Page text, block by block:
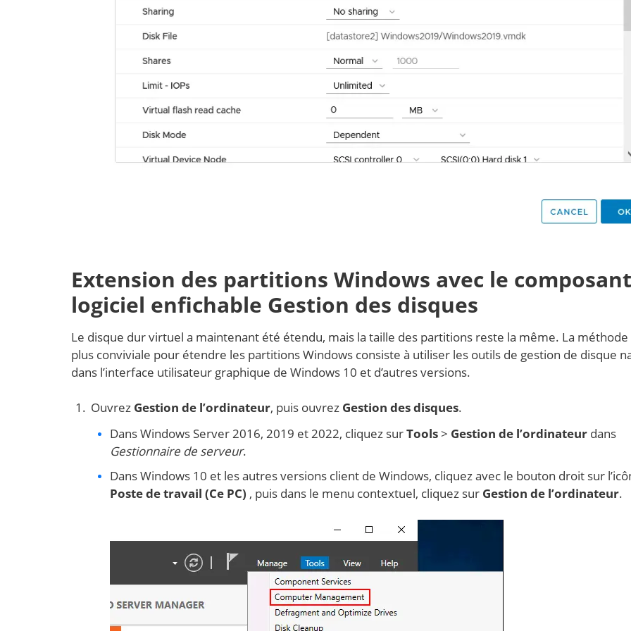
Extension des partitions Windows avec le composant
logiciel enfichable Gestion des disques
Le disque dur virtuel a maintenant été étendu, mais la taille des partitions reste la même. La méthode
plus conviviale pour étendre les partitions Windows consiste à utiliser les outils de gestion de disque
dans l’interface utilisateur graphique de Windows 10 et d’autres versions.
Ouvrez Gestion de l’ordinateur, puis ouvrez Gestion des disques.
Dans Windows Server 2016, 2019 et 2022, cliquez surTools> Gestion de l’ordinateurdans
Gestionnaire de serveur.
Dans Windows 10 et les autres versions client de Windows, cliquez avec le bouton droit sur
Poste de travail (Ce PC) , puis dans le menu contextuel, cliquez sur Gestion de l’ordinateur.